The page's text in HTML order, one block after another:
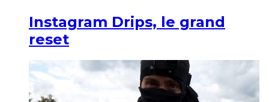
Instagram Drips, le grand
reset